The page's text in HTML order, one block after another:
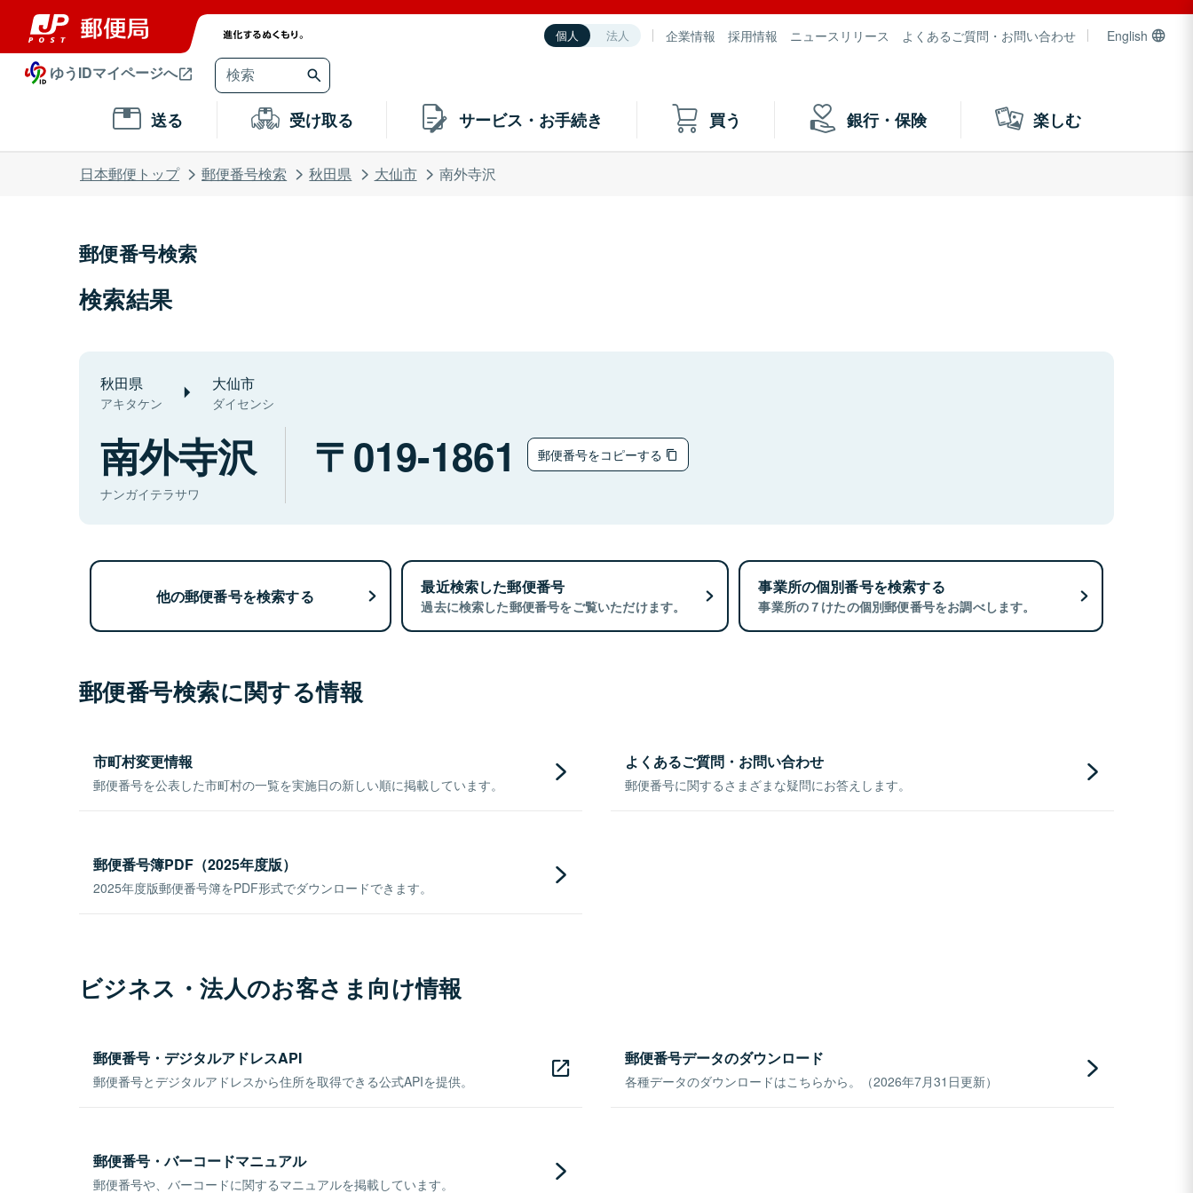
個人 法人 企業情報 採用情報 ニュースリリース よくあるご質問・お問い合わせ English
ゆうIDマイページへ
送る 受け取る サービス・お手続き 買う 銀行・保険 楽しむ
日本郵便トップ 郵便番号検索 秋田県 大仙市 南外寺沢
郵便番号検索
検索結果
秋田県
アキタケン
大仙市
ダイセンシ
南外寺沢
ナンガイテラサワ
019-1861 郵便番号をコピーする
他の郵便番号を検索する 最近検索した郵便番号
過去に検索した郵便番号をご覧いただけます。
事業所の個別番号を検索する
事業所の７けたの個別郵便番号をお調べします。
郵便番号検索に関する情報
市町村変更情報
郵便番号を公表した市町村の一覧を実施日の新しい順に掲載しています。
よくあるご質問・お問い合わせ
郵便番号に関するさまざまな疑問にお答えします。
郵便番号簿PDF（2025年度版）
2025年度版郵便番号簿をPDF形式でダウンロードできます。
ビジネス・法人のお客さま向け情報
郵便番号・デジタルアドレスAPI
郵便番号とデジタルアドレスから住所を取得できる公式APIを提供。
郵便番号データのダウンロード
各種データのダウンロードはこちらから。（2026年7月31日更新）
郵便番号・バーコードマニュアル
郵便番号や、バーコードに関するマニュアルを掲載しています。